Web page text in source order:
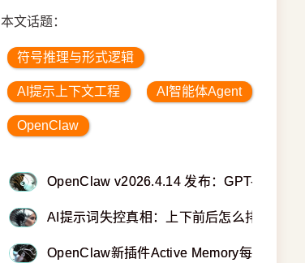
本文话题：
符号推理与形式逻辑
AI提示上下文工程 AI智能体Agent
OpenClaw
OpenClaw v2026.4.14 发布：GPT-5.4 智
AI提示词失控真相：上下前后怎么排？顺序
OpenClaw新插件Active Memory每次回复